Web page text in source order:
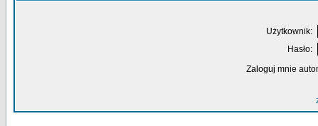
Użytkownik:
Hasło:
Zaloguj mnie